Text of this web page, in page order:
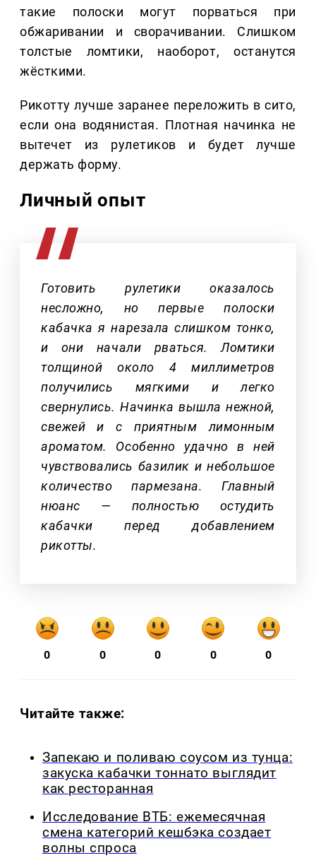
такие полоски могут порваться при
обжаривании и сворачивании. Слишком
толстые ломтики, наоборот, останутся
жёсткими.
Рикотту лучше заранее переложить в сито,
если она водянистая. Плотная начинка не
вытечет из рулетиков и будет лучше
держать форму.
Личный опыт
Готовить рулетики оказалось
несложно, но первые полоски
кабачка я нарезала слишком тонко,
и они начали рваться. Ломтики
толщиной около 4 миллиметров
получились мягкими и легко
свернулись. Начинка вышла нежной,
свежей и с приятным лимонным
ароматом. Особенно удачно в ней
чувствовались базилик и небольшое
количество пармезана. Главный
нюанс — полностью остудить
кабачки перед добавлением
рикотты.
0 0 0 0 0
Читайте также:
Запекаю и поливаю соусом из тунца:
закуска кабачки тоннато выглядит
как ресторанная
Исследование ВТБ: ежемесячная
смена категорий кешбэка создает
волны спроса